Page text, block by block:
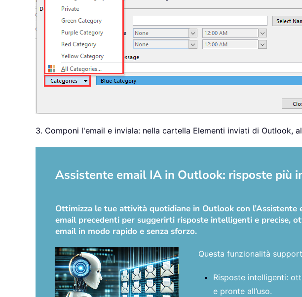
3. Componi l'email e inviala: nella cartella Elementi inviati di Outlook,
Assistente email IA in Outlook: risposte più
Ottimizza le tue attività quotidiane in Outlook con
email precedenti per suggerirti risposte intelligenti e precise,
email in modo rapido e senza sforzo.
Questa funzionalità
Risposte intelligenti:
e pronte all’uso.